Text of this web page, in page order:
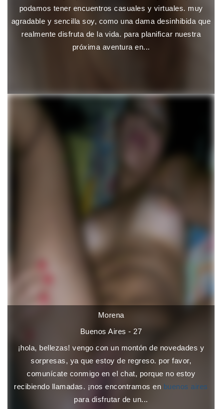
podamos tener encuentros casuales y virtuales. muy
agradable y sencilla soy, como una dama desinhibida que
realmente disfruta de la vida. para planificar nuestra
próxima aventura en...
Morena
Buenos Aires - 27
¡hola, bellezas! vengo con un montón de novedades y
sorpresas, ya que estoy de regreso. por favor,
comunícate conmigo en el chat, porque no estoy
recibiendo llamadas. ¡nos encontramos en buenos aires
para disfrutar de un...